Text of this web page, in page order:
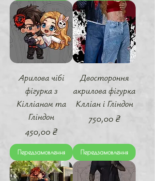
Арилова чібі
фігурка з
Кілліаном та
Гліндон
Ціна
450,00 ₴
Передзамовлення
Двостороння
акрилова фігурка
Клліан і Гліндон
Ціна
750,00 ₴
Передзамовлення